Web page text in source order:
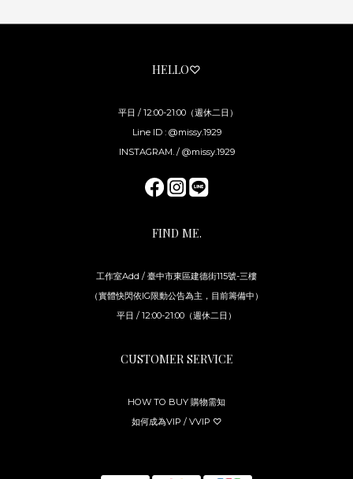
HELLO♡
平日 / 12:00-21:00（週休二日）
Line ID : @missy.1929
INSTAGRAM. / @missy.1929
FIND ME.
工作室Add / 臺中市東區建德街115號-三樓
（實體快閃依IG限動公告為主，目前籌備中）
平日 / 12:00-21:00（週休二日）
CUSTOMER SERVICE
HOW TO BUY 購物需知
如何成為VIP / VVIP ♡